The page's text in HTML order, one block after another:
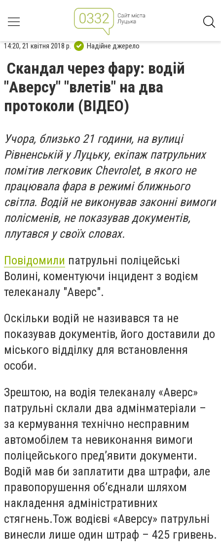
14:20, 21 квітня 2018 р. Надійне джерело
Cкандал через фару: водій
"Аверсу" "влетів" на два
протоколи (ВІДЕО)
Учора, близько 21 години, на вулиці
Рівненській у Луцьку, екіпаж патрульних
помітив легковик Chevrolet, в якого не
працювала фара в режимі ближнього
світла. Водій не виконував законні вимоги
полісменів, не показував документів,
плутався у своїх словах.
Повідомили патрульні поліцейські
Волині, коментуючи інцидент з водієм
телеканалу "Аверс".
Оскільки водій не називався та не
показував документів, його доставили до
міського відділку для встановлення
особи.
Зрештою, на водія телеканалу «Аверс»
патрульні склали два адмінматеріали –
за кермування технічно несправним
автомобілем та невиконання вимоги
поліцейського пред’явити документи.
Водій мав би заплатити два штрафи, але
правопорушення об’єднали шляхом
накладення адміністративних
стягнень.Тож водієві «Аверсу» патрульні
винесли лише один штраф – 425 гривень.